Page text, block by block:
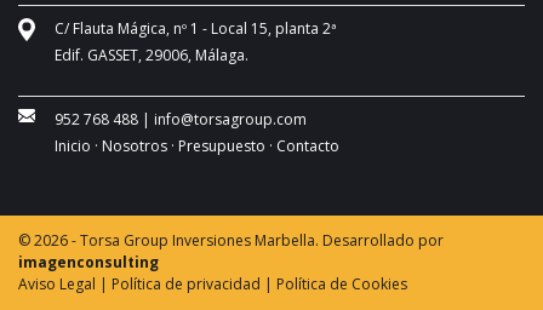
C/ Flauta Mágica, nº 1 - Local 15, planta 2ª
Edif. GASSET, 29006, Málaga.
952 768 488 | info@torsagroup.com
Inicio · Nosotros · Presupuesto · Contacto
© 2026 - Torsa Group Inversiones Marbella. Desarrollado por
imagenconsulting
Aviso Legal | Política de privacidad | Política de Cookies